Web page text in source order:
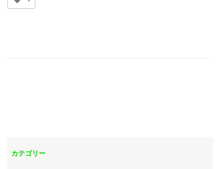
カテゴリー